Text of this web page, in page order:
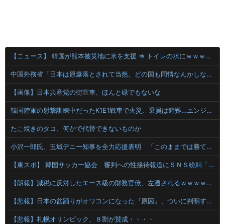
【ニュース】 韓国が熊本被災地に水を支援 ⇒ トイレの水にｗｗｗｗｗｗｗ
中国外務省「日本は原爆落とされて当然。どの国も同情なんかしない」
【画像】日本共産党の街宣車、ほんと碌でもないな
韓国陸軍の射撃訓練中だったK1E1戦車で火災、乗員は避難…エンジンルーム付近から出火！
たこ焼きのタコ、何かで代替できないものか
小沢一郎氏、玉城デニー知事を全力応援表明 「このままでは勝てない」中道の態度を批判 玉城氏「小沢氏は政治の師匠」※中道は支援表明せず
【東スポ】 韓国サッカー協会 審判への性接待報道にＳＮＳ紛糾「徹底追及」「２００２年はどうなの？」
【朗報】減税に反対したエース級の財務官僚、左遷されるｗｗｗｗｗｗ
【悲報】日本の盆踊りがオワコンになった『原因』、ついに判明する・・・・・
【悲報】札幌オリンピック、８割が賛成・・・・